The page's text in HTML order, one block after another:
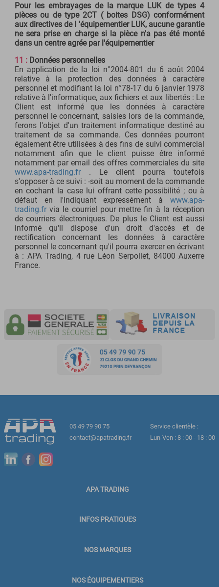
Pour les embrayages de la marque LUK de types 4
pièces ou de type 2CT ( boites DSG) conformément
aux directives de l 'équipementier LUK, aucune garantie
ne sera prise en charge si la pièce n'a pas été monté
dans un centre agrée par l'équipementier
11 : Données personnelles
En application de la loi n°2004-801 du 6 août 2004
relative à la protection des données à caractère
personnel et modifiant la loi n°78-17 du 6 janvier 1978
relative à l'informatique, aux fichiers et aux libertés : Le
Client est informé que les données à caractère
personnel le concernant, saisies lors de la commande,
ferons l'objet d'un traitement informatique destiné au
traitement de sa commande. Ces données pourront
également être utilisées à des fins de suivi commercial
notamment afin que le client puisse être informé
notamment par email des offres commerciales du site
www.apa-trading.fr . Le client pourra toutefois
s'opposer à ce suivi : -soit au moment de la commande
en cochant la case lui offrant cette possibilité ; ou à
défaut en l'indiquant expressément àwww.apa-
trading.fr via le courriel pour mettre fin à la réception
de courriers électroniques. De plus le Client est aussi
informé qu'il dispose d'un droit d'accès et de
rectification concernant les données à caractère
personnel le concernant qu'il pourra exercer en écrivant
à : APA Trading, 4 rue Léon Serpollet, 84000 Auxerre
France.
05 49 79 90 75
contact@apatrading.fr
Service clientèle :
Lun-Ven : 8 : 00 - 18 : 00
APA TRADING
INFOS PRATIQUES
NOS MARQUES
NOS ÉQUIPEMENTIERS